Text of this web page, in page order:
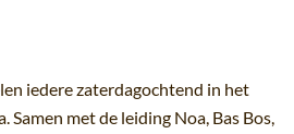
iedere zaterdagochtend in het
met de leiding Noa, Bas Bos,